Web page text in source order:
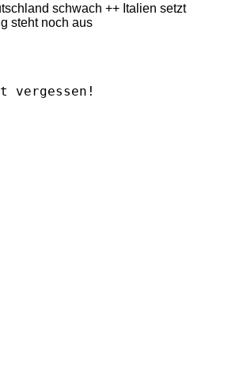
schwach ++ Italien setzt
steht noch aus
vergessen!